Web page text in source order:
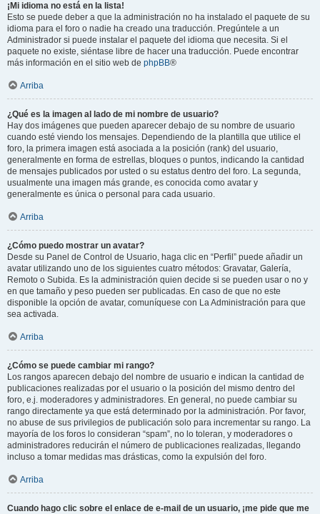
¡Mi idioma no está en la lista!
Esto se puede deber a que la administración no ha instalado el paquete de su
idioma para el foro o nadie ha creado una traducción. Pregúntele a un
Administrador si puede instalar el paquete del idioma que necesita. Si el
paquete no existe, siéntase libre de hacer una traducción. Puede encontrar
más información en el sitio web de phpBB®
Arriba
¿Qué es la imagen al lado de mi nombre de usuario?
Hay dos imágenes que pueden aparecer debajo de su nombre de usuario
cuando esté viendo los mensajes. Dependiendo de la plantilla que utilice el
foro, la primera imagen está asociada a la posición (rank) del usuario,
generalmente en forma de estrellas, bloques o puntos, indicando la cantidad
de mensajes publicados por usted o su estatus dentro del foro. La segunda,
usualmente una imagen más grande, es conocida como avatar y
generalmente es única o personal para cada usuario.
Arriba
¿Cómo puedo mostrar un avatar?
Desde su Panel de Control de Usuario, haga clic en “Perfil” puede añadir un
avatar utilizando uno de los siguientes cuatro métodos: Gravatar, Galería,
Remoto o Subida. Es la administración quien decide si se pueden usar o no y
en que tamaño y peso pueden ser publicadas. En caso de que no este
disponible la opción de avatar, comuníquese con La Administración para que
sea activada.
Arriba
¿Cómo se puede cambiar mi rango?
Los rangos aparecen debajo del nombre de usuario e indican la cantidad de
publicaciones realizadas por el usuario o la posición del mismo dentro del
foro, e.j. moderadores y administradores. En general, no puede cambiar su
rango directamente ya que está determinado por la administración. Por favor,
no abuse de sus privilegios de publicación solo para incrementar su rango. La
mayoría de los foros lo consideran “spam”, no lo toleran, y moderadores o
administradores reducirán el número de publicaciones realizadas, llegando
incluso a tomar medidas mas drásticas, como la expulsión del foro.
Arriba
Cuando hago clic sobre el enlace de e-mail de un usuario, ¡me pide que me